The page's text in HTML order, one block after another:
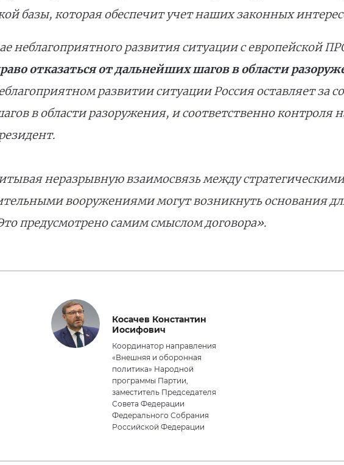
базы, которая обеспечит учет наших законных
неблагоприятного развития ситуации с европейской
отказаться от дальнейших шагов в области
развитии ситуации Россия оставляет за
в области разоружения, и соответственно контроля
неразрывную взаимосвязь между стратегическими
вооружениями могут возникнуть основания
предусмотрено самим смыслом договора».
Косачев Константин
Иосифович
Координатор направления
«Внешняя и оборонная
политика» Народной
программы Партии,
заместитель Председателя
Совета Федерации
Федерального Собрания
Российской Федерации